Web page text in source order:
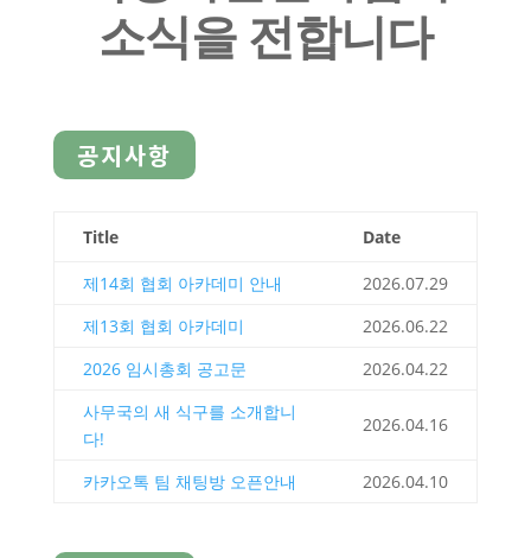
소식을 전합니다
공지사항
Title Date
제14회 협회 아카데미 안내
2026.07.29
제13회 협회 아카데미
2026.06.22
2026 임시총회 공고문
2026.04.22
사무국의 새 식구를 소개합니
다!
2026.04.16
카카오톡 팀 채팅방 오픈안내 2026.04.10